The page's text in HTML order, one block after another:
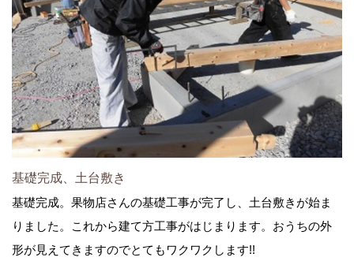
基礎完成、土台敷き
基礎完成。果物店さんの基礎工事が完了し、土台敷きが始ま
りました。これから建て方工事がはじまります。おうちの外
形が見えてきますのでとてもワクワクします!!